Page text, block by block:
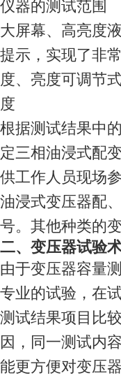
仪器的测试范围
大屏幕、高亮度
提示，实现了非
度、亮度可调节
度
根据测试结果中
定三相油浸式配
供工作人员现场
油浸式变压器配
号。其他种类的
二、 变压器试验
由于变压器容量
专业的试验，在
测试结果项目比
因，同一测试内
能更方便对变压